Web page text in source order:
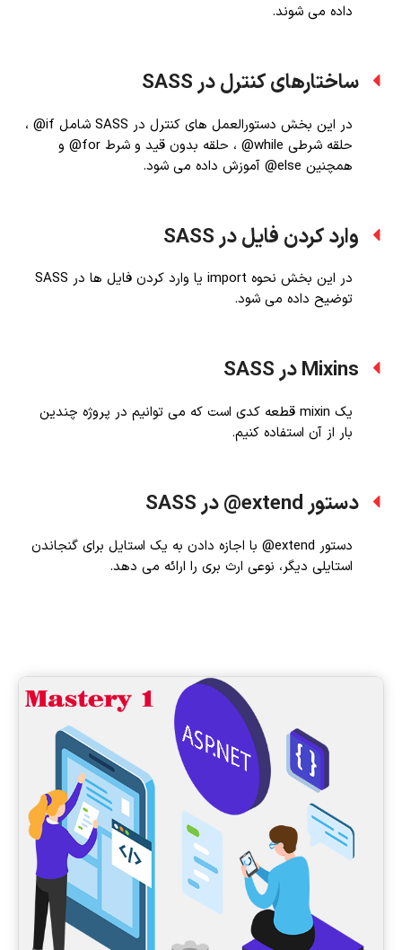
داده می شوند.
ساختارهای کنترل در SASS
در این بخش دستورالعمل های کنترل در SASS شامل if@ ،
حلقه شرطی while@ ، حلقه بدون قید و شرط for@ و
همچنین else@ آموزش داده می شود.
وارد کردن فایل در SASS
در این بخش نحوه import یا وارد کردن فایل ها در SASS
توضیح داده می شود.
یک mixin قطعه کدی است که می توانیم در پروژه چندین
بار از آن استفاده کنیم.
دستور extend@ در SASS
دستور extend@ با اجازه دادن به یک استایل برای گنجاندن
استایلی دیگر، نوعی ارث بری را ارائه می دهد.